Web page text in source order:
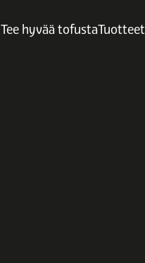
Tee hyvää tofustaTuotteet